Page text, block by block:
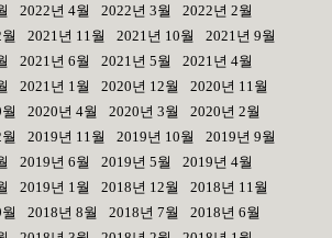
2022년 4월 2022년 3월
2022년 2월
2021년 11월 2021년 10월
2021년 9월
2021년 6월 2021년 5월
2021년 4월
2021년 1월 2020년 12월
2020년 11월
2020년 4월 2020년 3월
2020년 2월
2019년 11월 2019년 10월
2019년 9월
2019년 6월 2019년 5월
2019년 4월
2019년 1월 2018년 12월
2018년 11월
2018년 8월 2018년 7월
2018년 6월